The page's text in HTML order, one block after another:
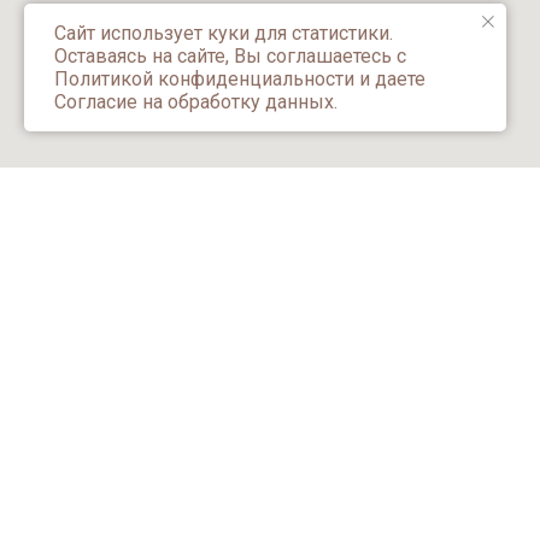
Сайт использует куки для статистики.
Оставаясь на сайте, Вы соглашаетесь с
Политикой конфиденциальности и даете
Согласие на обработку данных.